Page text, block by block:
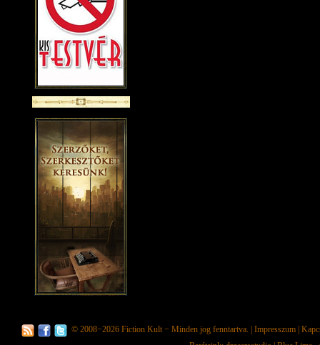
© 2008−2026 Fiction Kult − Minden jog fenntartva. | Impresszum